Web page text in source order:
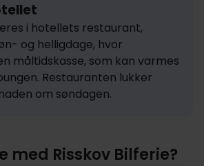
i hotellets restaurant,
og helligdage, hvor
måltidskasse, som kan varmes
Restauranten lukker
om søndagen.
med Risskov Bilferie?